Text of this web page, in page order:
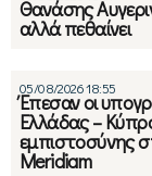
Θανάσης
αλλά πεθαίνει
05/08/2026 18:55
Έπεσαν οι
Ελλάδας –
εμπιστοσύνης
Meridiam